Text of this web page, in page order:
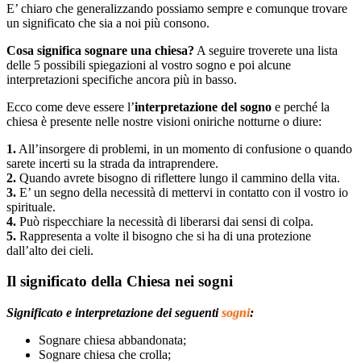
E’ chiaro che generalizzando possiamo sempre e comunque trovare
un significato che sia a noi più consono.
Cosa significa sognare una chiesa? A seguire troverete una lista
delle 5 possibili spiegazioni al vostro sogno e poi alcune
interpretazioni specifiche ancora più in basso.
Ecco come deve essere l’interpretazione del sogno e perché la
chiesa è presente nelle nostre visioni oniriche notturne o diure:
1. All’insorgere di problemi, in un momento di confusione o quando
sarete incerti su la strada da intraprendere.
2. Quando avrete bisogno di riflettere lungo il cammino della vita.
3. E’ un segno della necessità di mettervi in contatto con il vostro io
spirituale.
4. Può rispecchiare la necessità di liberarsi dai sensi di colpa.
5. Rappresenta a volte il bisogno che si ha di una protezione
dall’alto dei cieli.
Il significato della Chiesa nei sogni
Significato e interpretazione dei seguentisogni:
Sognare chiesa abbandonata;
Sognare chiesa che crolla;